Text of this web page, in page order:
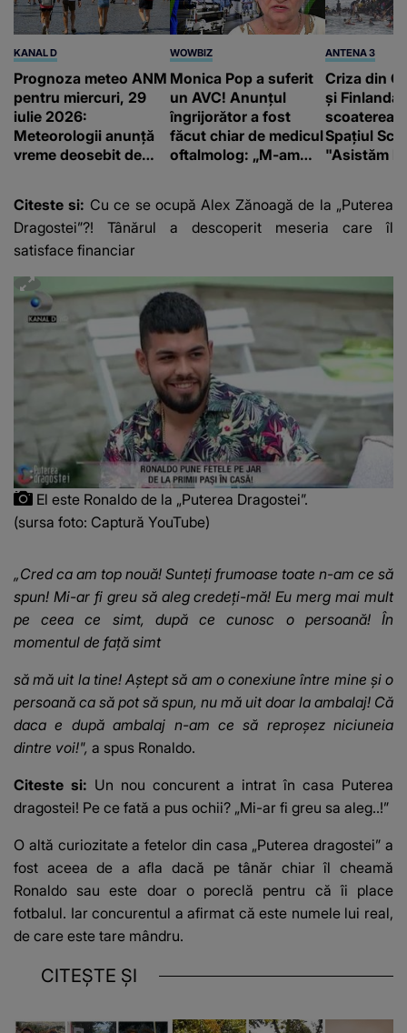
KANAL D
Prognoza meteo ANM
pentru miercuri, 29
iulie 2026:
Meteorologii anunță
vreme deosebit de
WOWBIZ
Monica Pop a suferit
un AVC! Anunțul
îngrijorător a fost
făcut chiar de medicul
oftalmolog: „M-am
ANTENA 3
Criza din
și Finlanda
scoaterea
Spațiul
"Asistăm
Citeste si: Cu ce se ocupă Alex Zănoagă de la „Puterea
Dragostei”?! Tânărul a descoperit meseria care îl
satisface financiar
El este Ronaldo de la „Puterea Dragostei”.
(sursa foto: Captură YouTube)
„Cred ca am top nouă! Sunteți frumoase toate n-am ce să
spun! Mi-ar fi greu să aleg credeți-mă! Eu merg mai mult
pe ceea ce simt, după ce cunosc o persoană! În
momentul de față simt
să mă uit la tine! Aștept să am o conexiune între mine și o
persoană ca să pot să spun, nu mă uit doar la ambalaj! Că
daca e după ambalaj n-am ce să reproșez niciuneia
dintre voi!", a spus Ronaldo.
Citeste si: Un nou concurent a intrat în casa Puterea
dragostei! Pe ce fată a pus ochii? „Mi-ar fi greu sa aleg..!”
O altă curiozitate a fetelor din casa „Puterea dragostei” a
fost aceea de a afla dacă pe tânăr chiar îl cheamă
Ronaldo sau este doar o poreclă pentru că îi place
fotbalul. Iar concurentul a afirmat că este numele lui real,
de care este tare mândru.
CITEȘTE ȘI